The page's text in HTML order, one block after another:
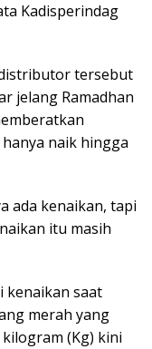
Kadisperindag
tersebut
jelang Ramadhan
naik hingga
ada kenaikan, tapi
itu masih
kenaikan saat
merah yang
(Kg) kini